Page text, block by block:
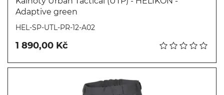
Adaptive green
HEL-SP-UTL-PR-12-A02
1 890,00 Kč